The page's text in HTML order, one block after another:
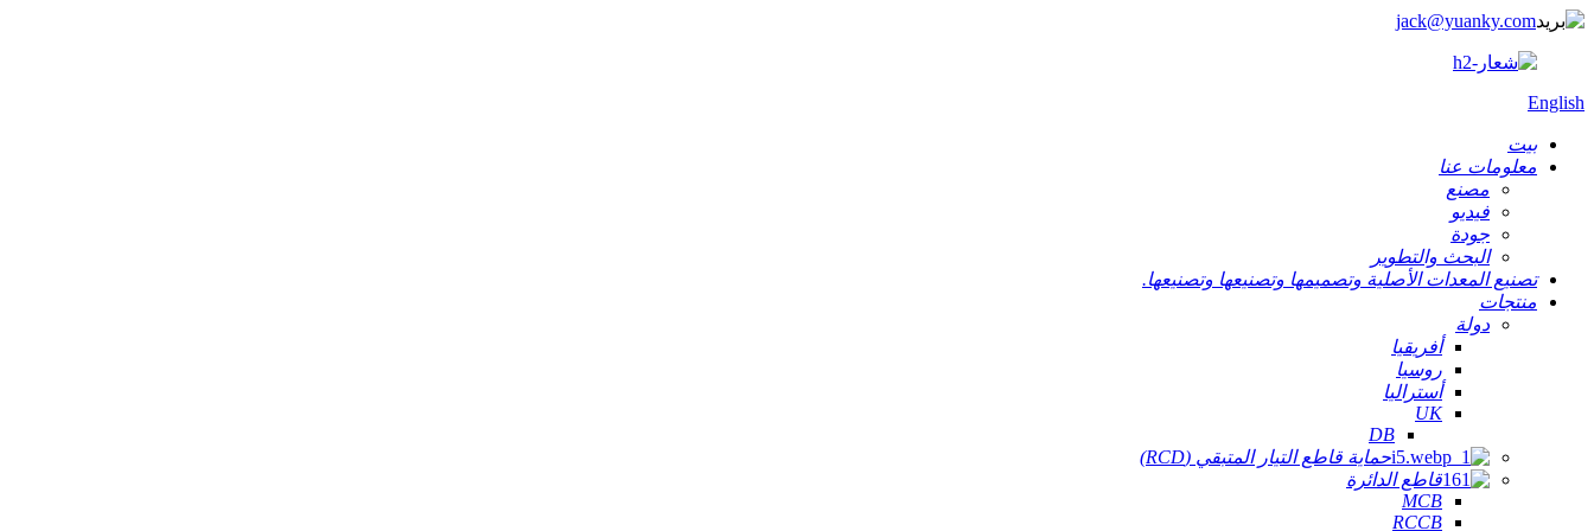
jack@yuanky.com
English
بيت
معلومات عنا
مصنع
فيديو
جودة
البحث والتطوير
تصنيع المعدات الأصلية وتصميمها وتصنيعها وتصنيعها.
منتجات
دولة
أفريقيا
روسيا
أستراليا
UK
DB
حماية قاطع التيار المتبقي (RCD)
قاطع الدائرة
MCB
RCCB